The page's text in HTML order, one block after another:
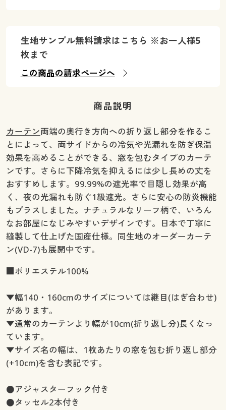
幅140×丈195cm(2枚組) ◎ 在庫あり
幅140×丈200cm(2枚組) ◎ 在庫あり
幅140×丈210cm(2枚組) ◎ 在庫あり
幅140×丈225cm(2枚組) ◎ 在庫あり
幅140×丈240cm(2枚組) ◎ 在庫あり
幅140×丈250cm(2枚組) ◎ 在庫あり
幅140×丈260cm(2枚組) ◎ 在庫あり
幅160×丈90cm(2枚組) ◎ 在庫あり
幅160×丈100cm(2枚組) ◎ 在庫あり
幅160×丈110cm(2枚組) ◎ 在庫あり
幅160×丈120cm(2枚組) ◎ 在庫あり
幅160×丈135cm(2枚組) ◎ 在庫あり
幅160×丈150cm(2枚組) ◎ 在庫あり
幅160×丈170cm(2枚組) ◎ 在庫あり
幅160×丈178cm(2枚組) ◎ 在庫あり
幅160×丈190cm(2枚組) ◎ 在庫あり
幅160×丈195cm(2枚組) ◎ 在庫あり
幅160×丈200cm(2枚組) ◎ 在庫あり
幅160×丈205cm(2枚組) ◎ 在庫あり
幅160×丈210cm(2枚組) ◎ 在庫あり
幅160×丈215cm(2枚組) ◎ 在庫あり
幅160×丈225cm(2枚組) ◎ 在庫あり
幅160×丈230cm(2枚組) ◎ 在庫あり
生地サンプル無料請求はこちら ※お一人様5
枚まで
この商品の請求ページへ
商品説明
カーテン両端の奥行き方向への折り返し部分を作るこ
とによって、両サイドからの冷気や光漏れを防ぎ保温
効果を高めることができる、窓を包むタイプのカーテ
ンです。さらに下降冷気を抑えるには少し長めの丈を
おすすめします。99.99%の遮光率で目隠し効果が高
く、夜の光漏れも防ぐ1級遮光。さらに安心の防炎機能
もプラスしました。ナチュラルなリーフ柄で、いろん
なお部屋になじみやすいデザインです。日本で丁寧に
縫製して仕上げた国産仕様。同生地のオーダーカーテ
ン(VD-7)も展開中です。
■ポリエステル100%
▼幅140・160cmのサイズについては継目(はぎ合わせ)
があります。
▼通常のカーテンより幅が10cm(折り返し分)長くなっ
ています。
▼サイズ名の幅は、1枚あたりの窓を包む折り返し部分
(+10cm)を含む表記です。
●アジャスターフック付き
●タッセル2本付き